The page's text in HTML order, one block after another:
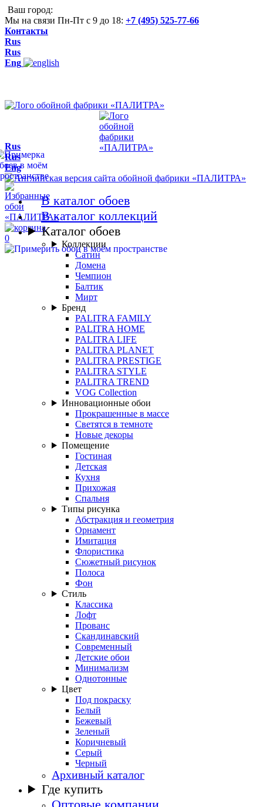
Ваш город:
Мы на связи Пн-Пт с 9 до 18: +7 (495) 525-77-66
Контакты
Rus
Rus
Eng
0
Rus
Rus
Eng
В каталог обоев
В каталог коллекций
Каталог обоев
Коллекции
Сатин
Домена
Чемпион
Балтик
Мирт
Бренд
PALITRA FAMILY
PALITRA HOME
PALITRA LIFE
PALITRA PLANET
PALITRA PRESTIGE
PALITRA STYLE
PALITRA TREND
VOG Collection
Инновационные обои
Прокрашенные в массе
Светятся в темноте
Новые декоры
Помещение
Гостиная
Детская
Кухня
Прихожая
Спальня
Типы рисунка
Абстракция и геометрия
Орнамент
Имитация
Флористика
Сюжетный рисунок
Полоса
Фон
Стиль
Классика
Лофт
Прованс
Скандинавский
Современный
Детские обои
Минимализм
Однотонные
Цвет
Под покраску
Белый
Бежевый
Зеленый
Коричневый
Серый
Черный
Архивный каталог
Где купить